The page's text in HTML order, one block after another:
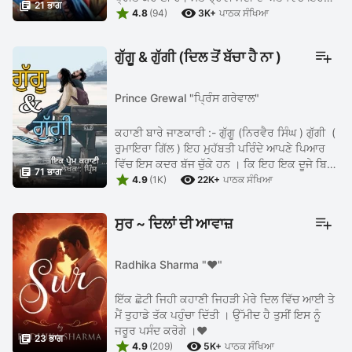
 21 ਭਾਗ
ਕਹਾਣੀ ਹੁਸ਼ਿਆਰਪੁਰ ਜ਼ਿਲੇ ਦੇ ਇਕ ਪਿੰਡ ...
 4.8 (94)  3K+ ਪਾਠਕ ਸੰਖਿਆ
 71 ਭਾਗ
ਗੁੱਗੂ & ਗੁੱਗੀ (ਦਿਲ ਤੋਂ ਬੱਚਾ ਹੈ ਨਾ )
Prince Grewal "ਪ੍ਰਿੰਸ ਗਰੇਵਾਲ"
ਕਹਾਣੀ ਬਾਰੇ ਜਾਣਕਾਰੀ :- ਗੁੱਗੂ (ਨਿਰਵੈਰ ਸਿੰਘ ) ਗੁੱਗੀ (
ਰੁਮਾਇਰਾ ਗਿੱਲ ) ਇਹ ਮੁਹੱਬਤੀ ਪਰਿੰਦੇ ਆਪਣੇ ਪਿਆਰ
ਵਿੱਚ ਇਸ ਕਦਰ ਬੱਜ ਚੁੱਕੇ ਹਨ । ਕਿ ਇਹ ਇਕ ਦੂਜੇ ਬਿਨਾਂ
ਇਕ ਘੜੀ ਵੀ ਜਿਉਂਦੇ ਨਹੀਂ ਰਹਿ ਸਕਦੇ । ਪਰ ਇਨ੍ਹਾਂ ਨੂੰ
 4.9 (1K)  22K+ ਪਾਠਕ ਸੰਖਿਆ
 23 ਭਾਗ
ਸੁਰ ~ ਦਿਲਾਂ ਦੀ ਆਵਾਜ਼
Radhika Sharma "❤"
ਇੱਕ ਛੋਟੀ ਜਿਹੀ ਕਹਾਣੀ ਜਿਹੜੀ ਮੇਰੇ ਦਿਲ ਵਿੱਚ ਆਈ ਤੇ
ਮੈਂ ਤੁਹਾਡੇ ਤੱਕ ਪਹੁੰਚਾ ਦਿੱਤੀ । ਉੱਮੀਦ ਹੈ ਤੁਸੀਂ ਇਸ ਨੂੰ
ਜਰੂਰ ਪਸੰਦ ਕਰੋਗੇ ।❤️
 4.9 (209)  5K+ ਪਾਠਕ ਸੰਖਿਆ